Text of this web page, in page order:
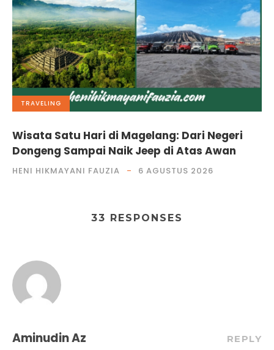
TRAVELING
Wisata Satu Hari di Magelang: Dari Negeri
Dongeng Sampai Naik Jeep di Atas Awan
HENI HIKMAYANI FAUZIA 6 AGUSTUS 2026
33 RESPONSES
Aminudin Az REPLY